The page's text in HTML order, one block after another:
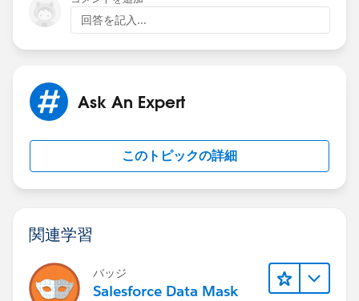
回答を記入...
Ask An Expert
このトピックの詳細
関連学習
バッジ
Salesforce Data Mask